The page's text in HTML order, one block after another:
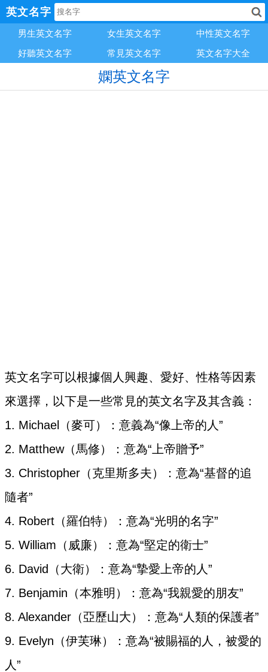
英文名字
男生英文名字 女生英文名字
中性英文名字
好聽英文名字
常見英文名字 英文名字大全
嫻英文名字
英文名字可以根據個人興趣、愛好、性格等因素
來選擇，以下是一些常見的英文名字及其含義：
1. Michael（麥可）：意義為“像上帝的人”
2. Matthew（馬修）：意為“上帝贈予”
3. Christopher（克里斯多夫）：意為“基督的追
隨者”
4. Robert（羅伯特）：意為“光明的名字”
5. William（威廉）：意為“堅定的衛士”
6. David（大衛）：意為“摯愛上帝的人”
7. Benjamin（本雅明）：意為“我親愛的朋友”
8. Alexander（亞歷山大）：意為“人類的保護者”
9. Evelyn（伊芙琳）：意為“被賜福的人，被愛的
人”